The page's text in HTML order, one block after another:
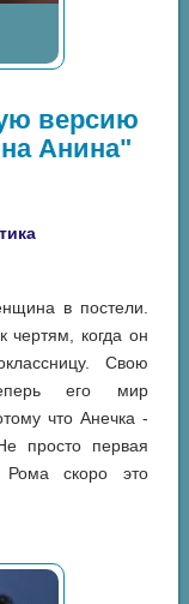
версию
Анина"
в постели.
чертям, когда он
Свою
его мир
что Анечка -
просто первая
скоро это